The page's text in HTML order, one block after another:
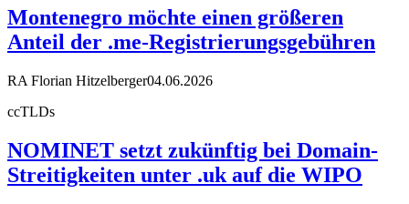
Montenegro möchte einen größeren
Anteil der .me-Registrierungsgebühren
RA Florian Hitzelberger04.06.2026
ccTLDs
NOMINET setzt zukünftig bei Domain-
Streitigkeiten unter .uk auf die WIPO